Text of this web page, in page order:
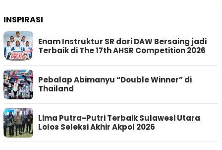
INSPIRASI
Enam Instruktur SR dari DAW Bersaing jadi
Terbaik di The 17th AHSR Competition 2026
Pebalap Abimanyu “Double Winner” di
Thailand
Lima Putra-Putri Terbaik Sulawesi Utara
Lolos Seleksi Akhir Akpol 2026